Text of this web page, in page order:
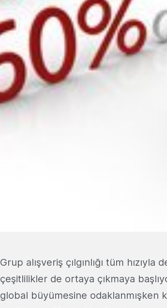
Grup alışveriş çılgınlığı tüm
çeşitlilikler de ortaya çıkmaya
global büyümesine odaklanmışken